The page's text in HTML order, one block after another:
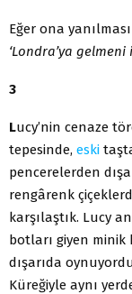
Eğer ona
‘Londra’ya gelmeni
3
Lucy’nin cenaze
tepesinde, eski
pencerelerden
rengârenk
karşılaştık. Lucy
botları giyen minik
dışarıda
Küreğiyle aynı